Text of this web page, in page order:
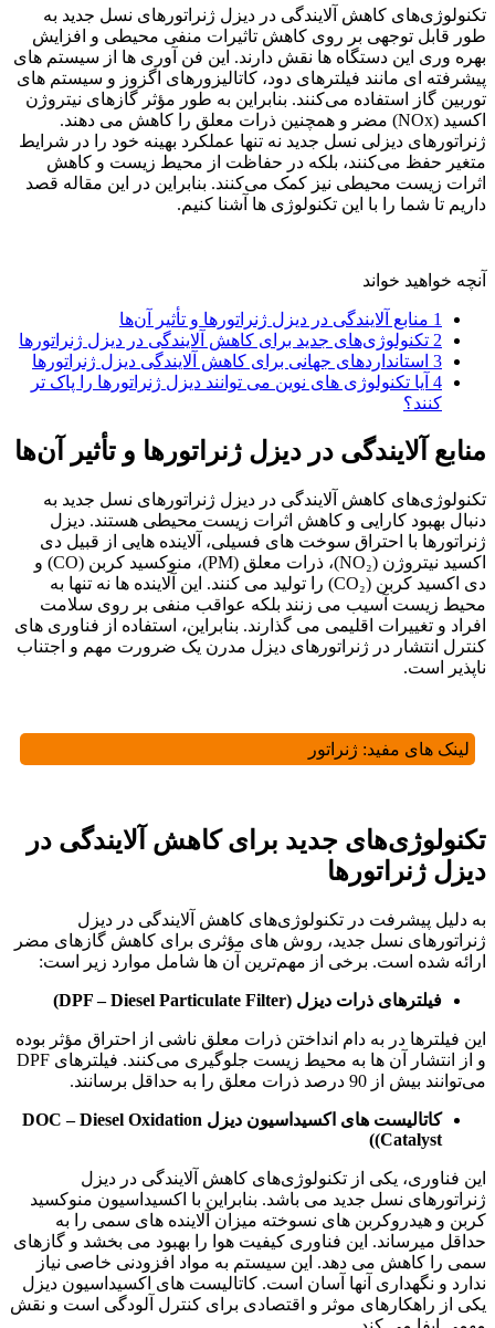
تکنولوژی‌های کاهش آلایندگی در دیزل ژنراتورهای نسل جدید به
طور قابل توجهی بر روی کاهش تاثیرات منفی محیطی و افزایش
بهره ‌وری این دستگاه ‌ها نقش دارند. این فن ‌آوری‌ ها از سیستم ‌های
پیشرفته ‌ای مانند فیلترهای دود، کاتالیزورهای اگزوز و سیستم‌ های
توربین گاز استفاده می‌کنند. بنابراین به ‌طور مؤثر گازهای نیتروژن
اکسید (NOx) مضر و همچنین ذرات معلق را کاهش می‌ دهند.
ژنراتورهای دیزلی نسل جدید نه تنها عملکرد بهینه خود را در شرایط
متغیر حفظ می‌کنند، بلکه در حفاظت از محیط زیست و کاهش
اثرات زیست ‌محیطی نیز کمک می‌کنند. بنابراین در این مقاله قصد
داریم تا شما را با این تکنولوژی ها آشنا کنیم.
آنچه خواهید خواند
1 منابع آلایندگی در دیزل ژنراتورها و تأثیر آن‌ها
2 تکنولوژی‌های جدید برای کاهش آلایندگی در دیزل ژنراتورها
3 استانداردهای جهانی برای کاهش آلایندگی دیزل ژنراتورها
4 آیا تکنولوژی ‌های نوین می ‌توانند دیزل ژنراتورها را پاک ‌تر
کنند؟
منابع آلایندگی در دیزل ژنراتورها و تأثیر آن‌ها
تکنولوژی‌های کاهش آلایندگی در دیزل ژنراتورهای نسل جدید به
دنبال بهبود کارایی و کاهش اثرات زیست‌ محیطی هستند. دیزل
ژنراتورها با احتراق سوخت های فسیلی، آلاینده هایی از قبیل دی
اکسید نیتروژن (NO₂)، ذرات معلق (PM)، منوکسید کربن (CO) و
دی اکسید کربن (CO₂) را تولید می کنند. این آلاینده ‌ها نه تنها به
محیط زیست آسیب می‌ زنند بلکه عواقب منفی بر روی سلامت
افراد و تغییرات اقلیمی می گذارند. بنابراین، استفاده از فناوری ‌های
کنترل انتشار در ژنراتورهای دیزل مدرن یک ضرورت مهم و اجتناب
‌ناپذیر است.
لینک های مفید: ژنراتور
تکنولوژی‌های جدید برای کاهش آلایندگی در
دیزل ژنراتورها
به دلیل پیشرفت در تکنولوژی‌های کاهش آلایندگی در دیزل
ژنراتورهای نسل جدید، روش های مؤثری برای کاهش گازهای مضر
ارائه شده است. برخی از مهم‌ترین آن ‌ها شامل موارد زیر است:
فیلترهای ذرات دیزل (DPF – Diesel Particulate Filter)
این فیلترها در به دام انداختن ذرات معلق ناشی از احتراق مؤثر بوده
و از انتشار آن‌ ها به محیط زیست جلوگیری می‌کنند. فیلترهای DPF
می‌توانند بیش از 90 درصد ذرات معلق را به حداقل برسانند.
کاتالیست ‌های اکسیداسیون دیزل DOC – Diesel Oxidation
Catalyst))
این فناوری، یکی از تکنولوژی‌های کاهش آلایندگی در دیزل
ژنراتورهای نسل جدید می باشد. بنابراین با اکسیداسیون منوکسید
کربن و هیدروکربن های نسوخته میزان آلاینده‌ های سمی را به
حداقل میرساند. این فناوری کیفیت هوا را بهبود می بخشد و گازهای
سمی را کاهش می دهد. این سیستم به مواد افزودنی خاصی نیاز
ندارد و نگهداری آنها آسان است. کاتالیست ‌های اکسیداسیون دیزل
یکی از راهکارهای موثر و اقتصادی برای کنترل آلودگی است و نقش